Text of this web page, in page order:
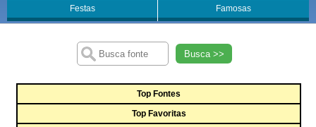
Festas Famosas
Busca >>
Top Fontes
Top Favoritas